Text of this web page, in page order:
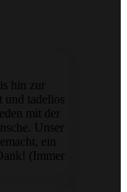
hin zur
und tadellos
mit der
Unser
ein
(Immer